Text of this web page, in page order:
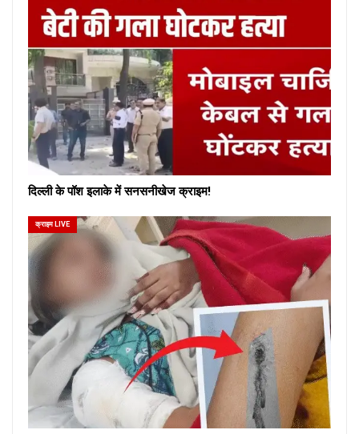
दिल्ली के पॉश इलाके में सनसनीखेज क्राइम!
क्राइम LIVE